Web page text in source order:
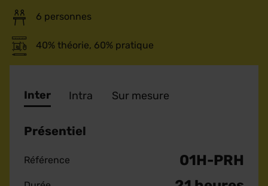
6 personnes
40% théorie, 60% pratique
Inter Intra Sur mesure
Présentiel
Référence 01H-PRH